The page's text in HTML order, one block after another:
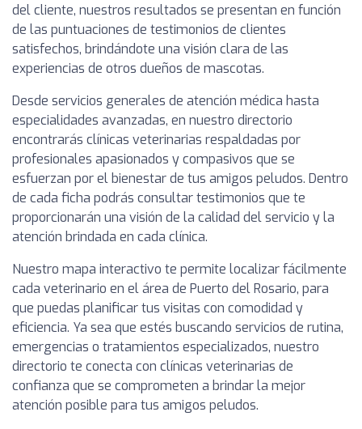
del cliente, nuestros resultados se presentan en función
de las puntuaciones de testimonios de clientes
satisfechos, brindándote una visión clara de las
experiencias de otros dueños de mascotas.
Desde servicios generales de atención médica hasta
especialidades avanzadas, en nuestro directorio
encontrarás clínicas veterinarias respaldadas por
profesionales apasionados y compasivos que se
esfuerzan por el bienestar de tus amigos peludos. Dentro
de cada ficha podrás consultar testimonios que te
proporcionarán una visión de la calidad del servicio y la
atención brindada en cada clínica.
Nuestro mapa interactivo te permite localizar fácilmente
cada veterinario en el área de Puerto del Rosario, para
que puedas planificar tus visitas con comodidad y
eficiencia. Ya sea que estés buscando servicios de rutina,
emergencias o tratamientos especializados, nuestro
directorio te conecta con clínicas veterinarias de
confianza que se comprometen a brindar la mejor
atención posible para tus amigos peludos.